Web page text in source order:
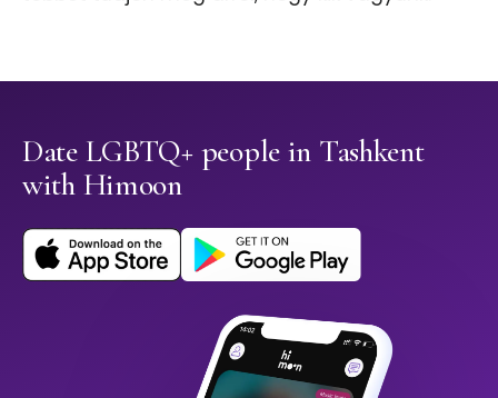
Date LGBTQ+ people in Tashkent
with Himoon